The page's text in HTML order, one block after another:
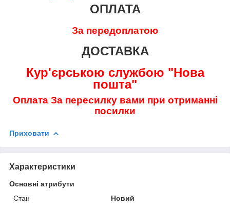
ОПЛАТА
За передоплатою
ДОСТАВКА
Кур'єрською службою "Нова
пошта"
Оплата За пересилку вами при отриманні
посилки
Приховати
Характеристики
Основні атрибути
Стан
Новий